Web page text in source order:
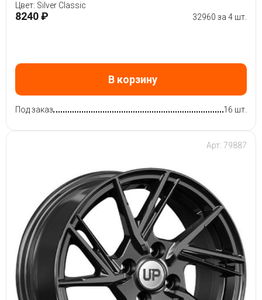
Цвет: Silver Classic
8240 ₽ 32960 за 4 шт.
В корзину
Под заказ 16 шт.
Арт: 79887